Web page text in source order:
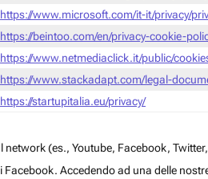
https://www.microsoft.com/it-it/privacy/
https://beintoo.com/en/privacy-cookie-
https://www.netmediaclick.it/public/
https://www.stackadapt.com/legal-
https://startupitalia.eu/privacy/
(es., Youtube, Facebook,
Accedendo ad una delle